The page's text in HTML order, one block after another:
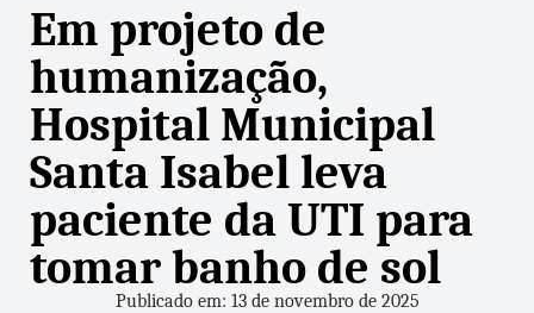
Em projeto de
humanização,
Hospital Municipal
Santa Isabel leva
paciente da UTI para
tomar banho de sol
Publicado em: 13 de novembro de 2025